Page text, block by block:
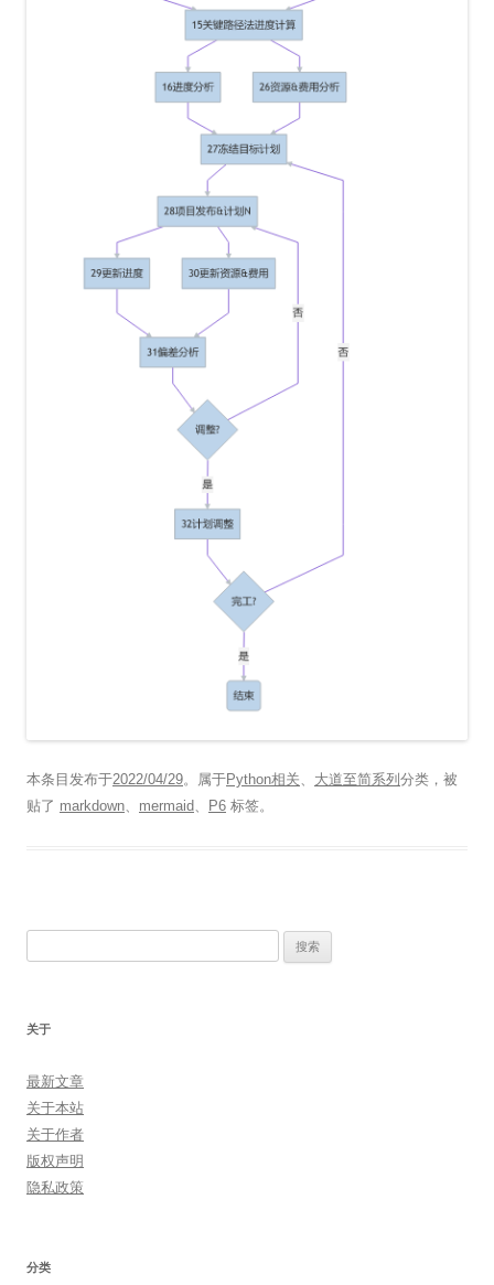
本条目发布于2022/04/29。属于Python相关 大道至简系列 分类，被
贴了 markdown mermaid P6 标签。
关于
最新文章
关于本站
关于作者
版权声明
隐私政策
分类